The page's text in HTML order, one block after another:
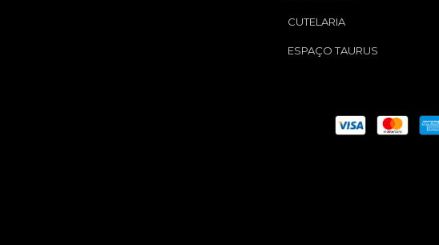
CUTELARIA
ESPAÇO TAURUS